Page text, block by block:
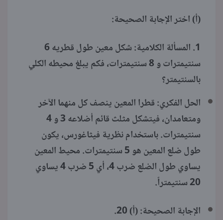
(أ) اختر الإجابة الصحيحة:
1. المسألة الكلامية: شكل معين طول قطريه 6
سنتيمترات و 8 سنتيمترات، فكم يبلغ محيطه الكلي
بالسنتيمتر؟
الحل الفكري: قطرا المعين ينصف كل منهما الآخر
ومتعامدان، فيتشكل مثلث قائم أضلاعه 3 و 4
سنتيمترات. باستخدام نظرية فيثاغورس، يكون
طول ضلع المعين هو 5 سنتيمترات. محيط المعين
يساوي طول الضلع ضرب 4، أي 5 ضرب 4 يساوي
20 سنتيمتراً.
الإجابة الصحيحة: (أ) 20.